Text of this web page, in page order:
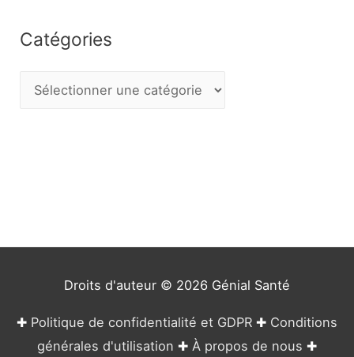
Catégories
Droits d'auteur © 2026 Génial Santé
✚ Politique de confidentialité et GDPR ✚ Conditions
générales d'utilisation ✚ À propos de nous ✚